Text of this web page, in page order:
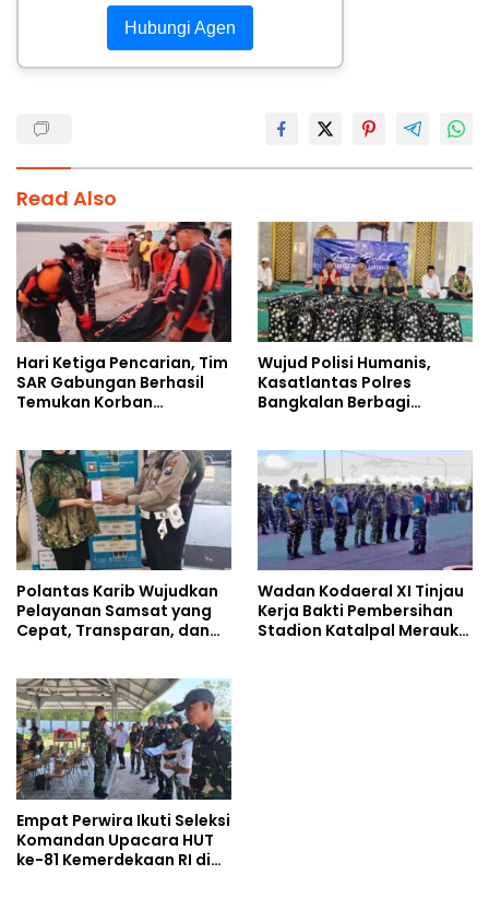
Hubungi Agen
Read Also
Hari Ketiga Pencarian, Tim
SAR Gabungan Berhasil
Temukan Korban
Wujud Polisi Humanis,
Kasatlantas Polres
Bangkalan Berbagi
Ahmad Ibrahim
Polantas Karib Wujudkan
Pelayanan Samsat yang
Cepat, Transparan, dan
Wadan Kodaeral XI Tinjau
Kerja Bakti Pembersihan
Stadion Katalpal Merauke,
Empat Perwira Ikuti Seleksi
Komandan Upacara HUT
ke-81 Kemerdekaan RI di